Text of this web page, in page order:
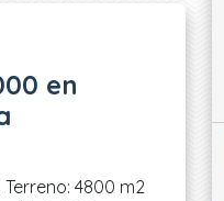
en
4800 m2